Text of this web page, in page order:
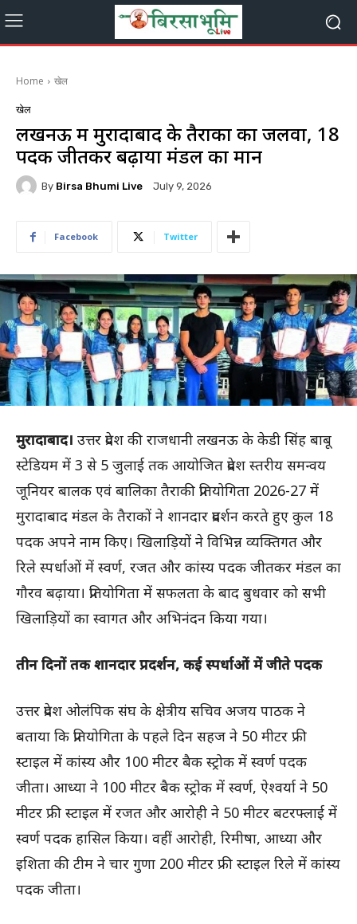
Home खेल
खेल
लखनऊ में मुरादाबाद के तैराकों का जलवा, 18
पदक जीतकर बढ़ाया मंडल का मान
By Birsa Bhumi Live July 9, 2026
Facebook Twitter
मुरादाबाद। उत्तर प्रदेश की राजधानी लखनऊ के केडी सिंह बाबू
स्टेडियम में 3 से 5 जुलाई तक आयोजित प्रदेश स्तरीय समन्वय
जूनियर बालक एवं बालिका तैराकी प्रतियोगिता 2026-27 में
मुरादाबाद मंडल के तैराकों ने शानदार प्रदर्शन करते हुए कुल 18
पदक अपने नाम किए। खिलाड़ियों ने विभिन्न व्यक्तिगत और
रिले स्पर्धाओं में स्वर्ण, रजत और कांस्य पदक जीतकर मंडल का
गौरव बढ़ाया। प्रतियोगिता में सफलता के बाद बुधवार को सभी
खिलाड़ियों का स्वागत और अभिनंदन किया गया।
तीन दिनों तक शानदार प्रदर्शन, कई स्पर्धाओं में जीते पदक
उत्तर प्रदेश ओलंपिक संघ के क्षेत्रीय सचिव अजय पाठक ने
बताया कि प्रतियोगिता के पहले दिन सहज ने 50 मीटर फ्री
स्टाइल में कांस्य और 100 मीटर बैक स्ट्रोक में स्वर्ण पदक
जीता। आध्या ने 100 मीटर बैक स्ट्रोक में स्वर्ण, ऐश्वर्या ने 50
मीटर फ्री स्टाइल में रजत और आरोही ने 50 मीटर बटरफ्लाई में
स्वर्ण पदक हासिल किया। वहीं आरोही, रिमीषा, आध्या और
इशिता की टीम ने चार गुणा 200 मीटर फ्री स्टाइल रिले में कांस्य
पदक जीता।